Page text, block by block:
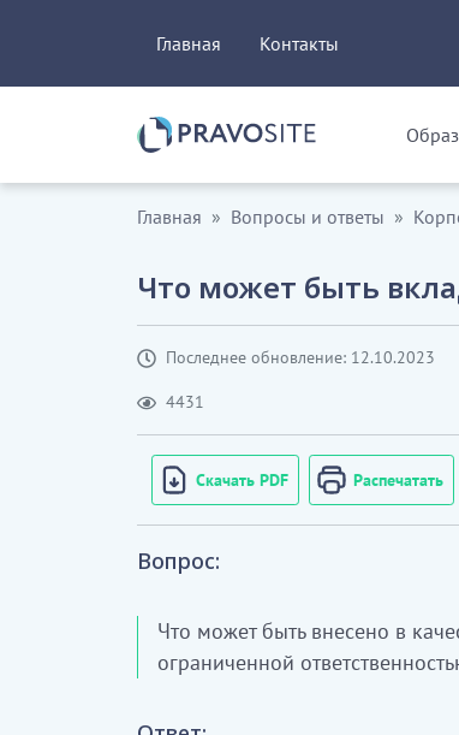
Главная Контакты
Главная Вопросы и ответы
Что может быть
Последнее обновление: 12.10.2023
4431
Скачать PDF Распечатать
Вопрос:
Что может быть внесено в
ограниченной